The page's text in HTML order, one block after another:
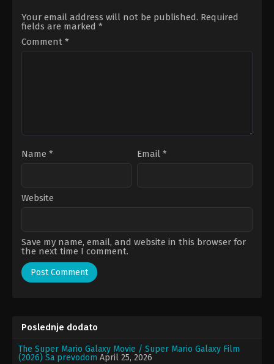
Your email address will not be published. Required
fields are marked *
Comment *
Name * Email *
Website
Save my name, email, and website in this browser for
the next time I comment.
Poslednje dodato
The Super Mario Galaxy Movie / Super Mario Galaxy Film
(2026) Sa prevodom April 25, 2026